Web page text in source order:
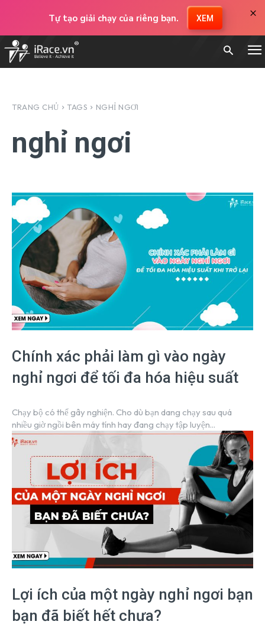
Tự tạo giải chạy của riêng bạn. XEM ×
TRANG CHỦ TAGS NGHỈ NGƠI
nghỉ ngơi
Chính xác phải làm gì vào ngày
nghỉ ngơi để tối đa hóa hiệu suất
Chạy bộ có thể gây nghiện. Cho dù bạn dang chạy sau quá
nhiều giờ ngồi bên máy tính hay đang chạy tập luyện...
Lợi ích của một ngày nghỉ ngơi bạn
bạn đã biết hết chưa?